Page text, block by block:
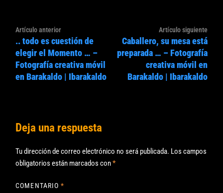
Navegación
de
entradas
Artículo anteriorArtículo
anterior:
.. todo es cuestión de
elegir el Momento … –
Fotografía creativa móvil
en Barakaldo | Ibarakaldo
Artículo siguiente
Caballero, su mesa está
preparada … – Fotografía
creativa móvil en
Barakaldo | Ibarakaldo
Deja una respuesta
Tu dirección de correo electrónico no será publicada. Los campos
obligatorios están marcados con*
COMENTARIO*